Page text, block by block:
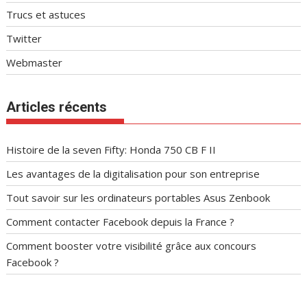
Trucs et astuces
Twitter
Webmaster
Articles récents
Histoire de la seven Fifty: Honda 750 CB F II
Les avantages de la digitalisation pour son entreprise
Tout savoir sur les ordinateurs portables Asus Zenbook
Comment contacter Facebook depuis la France ?
Comment booster votre visibilité grâce aux concours
Facebook ?